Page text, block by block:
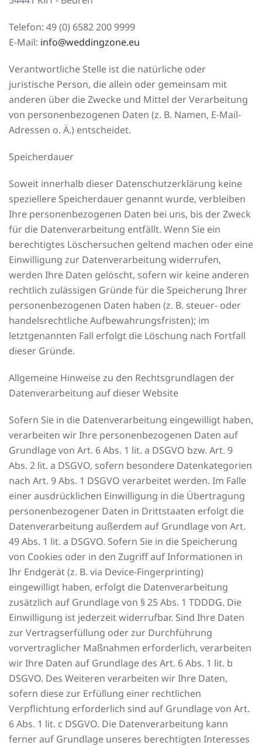
Telefon: 49 (0) 6582 200 9999
E-Mail: info@weddingzone.eu
Verantwortliche Stelle ist die natürliche oder
juristische Person, die allein oder gemeinsam mit
anderen über die Zwecke und Mittel der Verarbeitung
von personenbezogenen Daten (z. B. Namen, E-Mail-
Adressen o. Ä.) entscheidet.
Speicherdauer
Soweit innerhalb dieser Datenschutzerklärung keine
speziellere Speicherdauer genannt wurde, verbleiben
Ihre personenbezogenen Daten bei uns, bis der Zweck
für die Datenverarbeitung entfällt. Wenn Sie ein
berechtigtes Löschersuchen geltend machen oder eine
Einwilligung zur Datenverarbeitung widerrufen,
werden Ihre Daten gelöscht, sofern wir keine anderen
rechtlich zulässigen Gründe für die Speicherung Ihrer
personenbezogenen Daten haben (z. B. steuer- oder
handelsrechtliche Aufbewahrungsfristen); im
letztgenannten Fall erfolgt die Löschung nach Fortfall
dieser Gründe.
Allgemeine Hinweise zu den Rechtsgrundlagen der
Datenverarbeitung auf dieser Website
Sofern Sie in die Datenverarbeitung eingewilligt haben,
verarbeiten wir Ihre personenbezogenen Daten auf
Grundlage von Art. 6 Abs. 1 lit. a DSGVO bzw. Art. 9
Abs. 2 lit. a DSGVO, sofern besondere Datenkategorien
nach Art. 9 Abs. 1 DSGVO verarbeitet werden. Im Falle
einer ausdrücklichen Einwilligung in die Übertragung
personenbezogener Daten in Drittstaaten erfolgt die
Datenverarbeitung außerdem auf Grundlage von Art.
49 Abs. 1 lit. a DSGVO. Sofern Sie in die Speicherung
von Cookies oder in den Zugriff auf Informationen in
Ihr Endgerät (z. B. via Device-Fingerprinting)
eingewilligt haben, erfolgt die Datenverarbeitung
zusätzlich auf Grundlage von § 25 Abs. 1 TDDDG. Die
Einwilligung ist jederzeit widerrufbar. Sind Ihre Daten
zur Vertragserfüllung oder zur Durchführung
vorvertraglicher Maßnahmen erforderlich, verarbeiten
wir Ihre Daten auf Grundlage des Art. 6 Abs. 1 lit. b
DSGVO. Des Weiteren verarbeiten wir Ihre Daten,
sofern diese zur Erfüllung einer rechtlichen
Verpflichtung erforderlich sind auf Grundlage von Art.
6 Abs. 1 lit. c DSGVO. Die Datenverarbeitung kann
ferner auf Grundlage unseres berechtigten Interesses